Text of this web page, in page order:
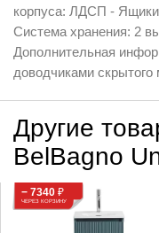
корпуса: ЛДСП -
Система хранения: 2
Дополнительная
доводчиками
Другие
BelBagno
− 7340 ₽
ЧЕРЕЗ КОРЗИНУ